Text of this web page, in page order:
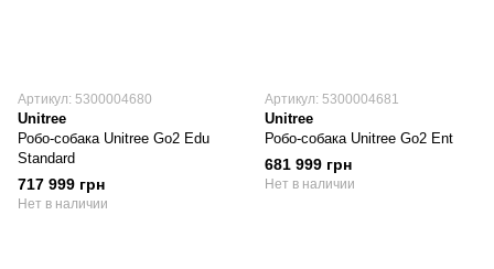
Артикул: 5300004680
Unitree
Робо-собака Unitree Go2 Edu
Standard
717 999 грн
Нет в наличии
Артикул: 5300004681
Unitree
Робо-собака Unitree Go2 Ent
681 999 грн
Нет в наличии